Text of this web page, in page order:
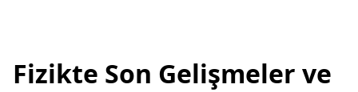
Fizikte Son Gelişmeler ve